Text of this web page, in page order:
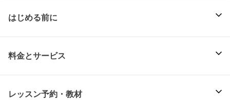
はじめる前に
料金とサービス
レッスン予約・教材